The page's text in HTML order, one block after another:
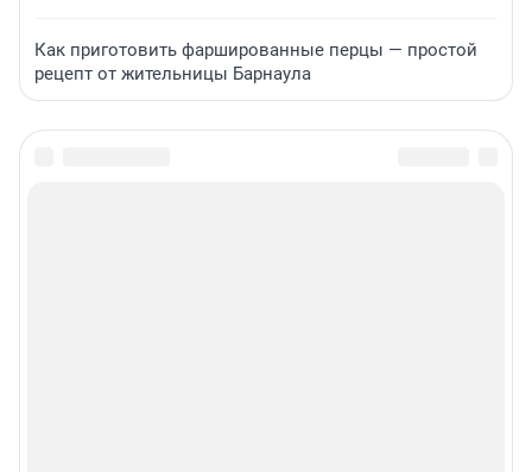
Как приготовить фаршированные перцы — простой
рецепт от жительницы Барнаула